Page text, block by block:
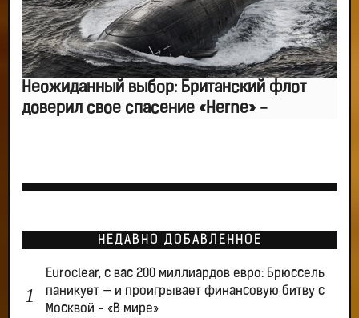
Неожиданный выбор: Британский флот
доверил свое спасение «Herne» -
НЕДАВНО ДОБАВЛЕННОЕ
Euroclear, с вас 200 миллиардов евро: Брюссель
паникует — и проигрывает финансовую битву с
Москвой - «В мире»